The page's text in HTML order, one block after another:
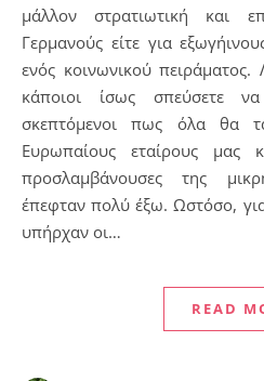
μάλλον στρατιωτική και
Γερμανούς είτε για
ενός κοινωνικού πειράματος.
κάποιοι ίσως σπεύσετε
σκεπτόμενοι πως όλα θα
Ευρωπαίους εταίρους μας
προσλαμβάνουσες της
έπεφταν πολύ έξω. Ωστόσο,
υπήρχαν οι…
READ